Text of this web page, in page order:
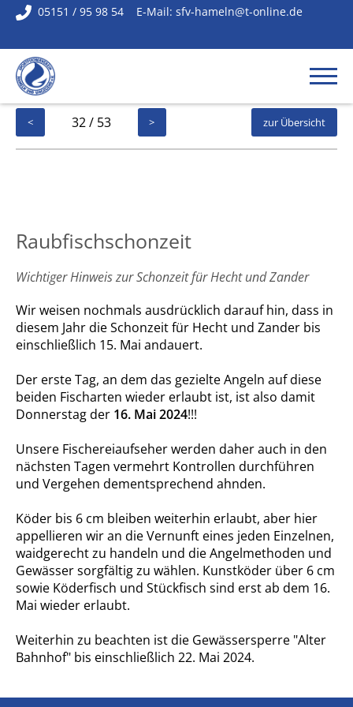
< 32 / 53 > zur Übersicht
Raubfischschonzeit
Wichtiger Hinweis zur Schonzeit für Hecht und Zander
Wir weisen nochmals ausdrücklich darauf hin, dass in
diesem Jahr die Schonzeit für Hecht und Zander bis
einschließlich 15. Mai andauert.
Der erste Tag, an dem das gezielte Angeln auf diese
beiden Fischarten wieder erlaubt ist, ist also damit
Donnerstag der 16. Mai 2024!!!
Unsere Fischereiaufseher werden daher auch in den
nächsten Tagen vermehrt Kontrollen durchführen
und Vergehen dementsprechend ahnden.
Köder bis 6 cm bleiben weiterhin erlaubt, aber hier
appellieren wir an die Vernunft eines jeden Einzelnen,
waidgerecht zu handeln und die Angelmethoden und
Gewässer sorgfältig zu wählen. Kunstköder über 6 cm
sowie Köderfisch und Stückfisch sind erst ab dem 16.
Mai wieder erlaubt.
Weiterhin zu beachten ist die Gewässersperre "Alter
Bahnhof" bis einschließlich 22. Mai 2024.
05151 / 95 98 54 E-Mail: sfv-hameln@t-online.de